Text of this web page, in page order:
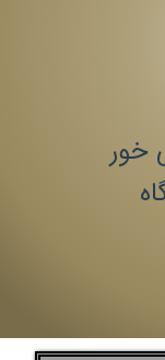
خور